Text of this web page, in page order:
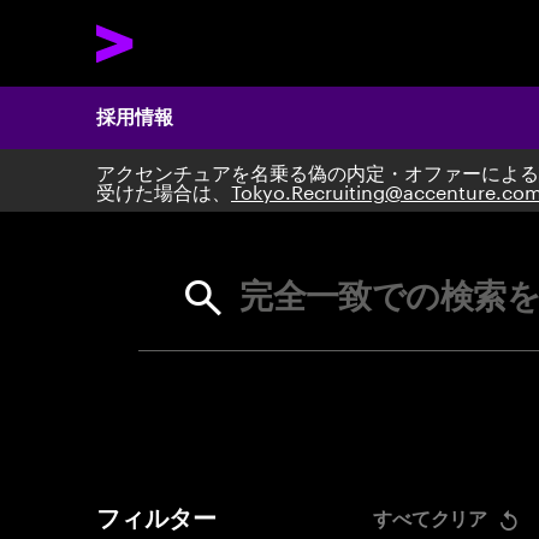
採用情報
アクセンチュアを名乗る偽の内定・オファーによ
受けた場合は、
Search
完全一致での検索
フィルター すべてクリア